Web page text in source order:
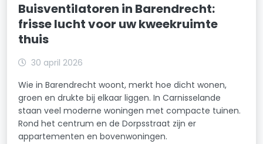
Buisventilatoren in Barendrecht:
frisse lucht voor uw kweekruimte
thuis
30 april 2026
Wie in Barendrecht woont, merkt hoe dicht wonen,
groen en drukte bij elkaar liggen. In Carnisselande
staan veel moderne woningen met compacte tuinen.
Rond het centrum en de Dorpsstraat zijn er
appartementen en bovenwoningen.